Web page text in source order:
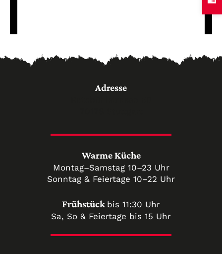
Adresse
Warme Küche
Montag–Samstag 10–23 Uhr
Sonntag & Feiertage 10–22 Uhr
Frühstück bis 11:30 Uhr
Sa, So & Feiertage bis 15 Uhr